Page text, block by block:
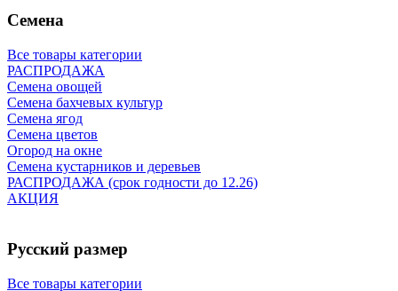
Семена
Все товары категории
РАСПРОДАЖА
Семена овощей
Семена бахчевых культур
Семена ягод
Семена цветов
Огород на окне
Семена кустарников и деревьев
РАСПРОДАЖА (срок годности до 12.26)
АКЦИЯ
Русский размер
Все товары категории